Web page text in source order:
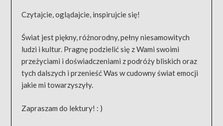
Czytajcie, oglądajcie, inspirujcie się!
Świat jest piękny, różnorodny, pełny niesamowitych
ludzi i kultur. Pragnę podzielić się z Wami swoimi
przeżyciami i doświadczeniami z podróży bliskich oraz
tych dalszych i przenieść Was w cudowny świat emocji
jakie mi towarzyszyły.
Zapraszam do lektury! : )